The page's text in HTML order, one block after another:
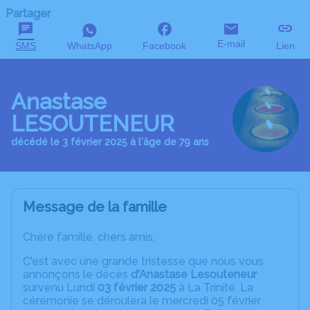
Partager
SMS WhatsApp Facebook E-mail Lien
Anastase
LESOUTENEUR
décédé le 3 février 2025 à l'âge de 79 ans
Message de la famille
Chère famille, chers amis,
C'est avec une grande tristesse que nous vous
annonçons le décès d'Anastase Lesouteneur
survenu Lundi 03 février 2025 à La Trinité. La
cérémonie se déroulera le mercredi 05 février